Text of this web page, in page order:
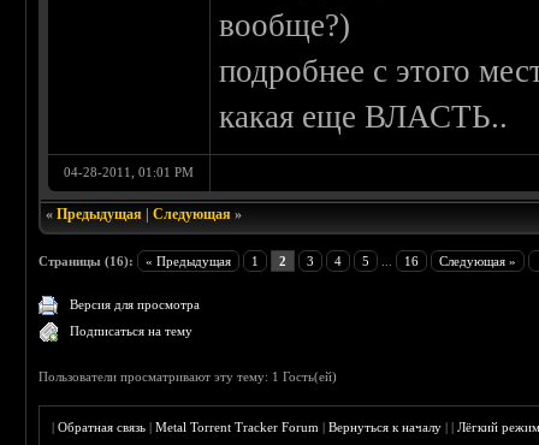
вообще?)
подробнее с этого
какая еще ВЛАСТЬ..
04-28-2011, 01:01 PM
«Предыдущая |Следующая »
Страницы (16): « Предыдущая 1 2 3 4 5 16 Следующая »
Версия для просмотра
Подписаться на тему
Пользователи просматривают эту тему: 1 Гость(ей)
|Обратная связь |Metal Torrent Tracker Forum |Вернуться к началу ||Лёгкий